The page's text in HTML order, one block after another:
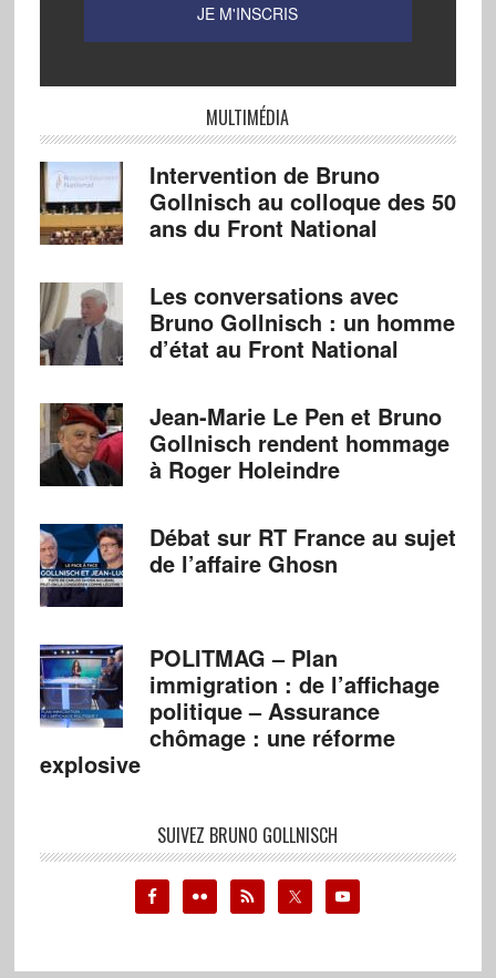
MULTIMÉDIA
Intervention de Bruno
Gollnisch au colloque des 50
ans du Front National
Les conversations avec
Bruno Gollnisch : un homme
d’état au Front National
Jean-Marie Le Pen et Bruno
Gollnisch rendent hommage
à Roger Holeindre
Débat sur RT France au sujet
de l’affaire Ghosn
POLITMAG – Plan
immigration : de l’affichage
politique – Assurance
chômage : une réforme
explosive
SUIVEZ BRUNO GOLLNISCH